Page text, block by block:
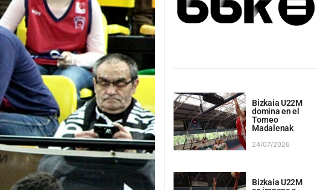
Bizkaia U22M
domina en el
Torneo
Madalenak
24/07/2026
Bizkaia U22M